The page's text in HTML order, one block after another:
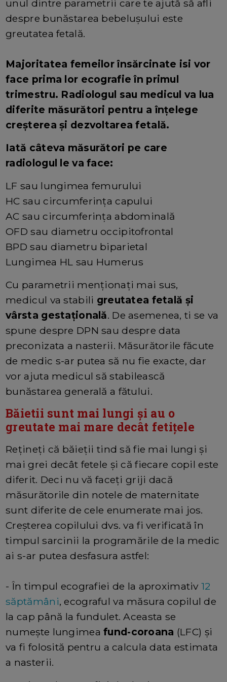
unul dintre parametrii care te ajută să afli
despre bunăstarea bebelușului este
greutatea fetală.
Majoritatea femeilor însărcinate isi vor
face prima lor ecografie în primul
trimestru. Radiologul sau medicul va lua
diferite măsurători pentru a înțelege
creșterea și dezvoltarea fetală.
Iată câteva măsurători pe care
radiologul le va face:
LF sau lungimea femurului
HC sau circumferința capului
AC sau circumferința abdominală
OFD sau diametru occipitofrontal
BPD sau diametru biparietal
Lungimea HL sau Humerus
Cu parametrii menționați mai sus,
medicul va stabili greutatea fetală și
vârsta gestațională. De asemenea, ti se va
spune despre DPN sau despre data
preconizata a nasterii. Măsurătorile făcute
de medic s-ar putea să nu fie exacte, dar
vor ajuta medicul să stabilească
bunăstarea generală a fătului.
Băietii sunt mai lungi și au o
greutate mai mare decât fetițele
Rețineți că băieții tind să fie mai lungi și
mai grei decât fetele și că fiecare copil este
diferit. Deci nu vă faceți griji dacă
măsurătorile din notele de maternitate
sunt diferite de cele enumerate mai jos.
Creșterea copilului dvs. va fi verificată în
timpul sarcinii la programările de la medic
ai s-ar putea desfasura astfel:
- În timpul ecografiei de la aproximativ12
săptămâni, ecograful va măsura copilul de
la cap până la fundulet. Aceasta se
numește lungimeafund-coroana (LFC) și
va fi folosită pentru a calcula data estimata
a nasterii.